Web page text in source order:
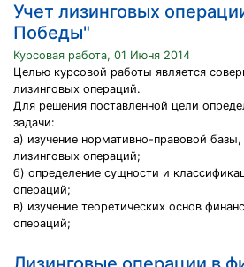
Учет лизинговых
Победы"
Курсовая работа, 01 Июня 2014
Целью курсовой работы является
лизинговых операций.
Для решения поставленной цели
задачи:
а) изучение нормативно-правовой
лизинговых операций;
б) определение сущности и
операций;
в) изучение теоретических основ
операций;